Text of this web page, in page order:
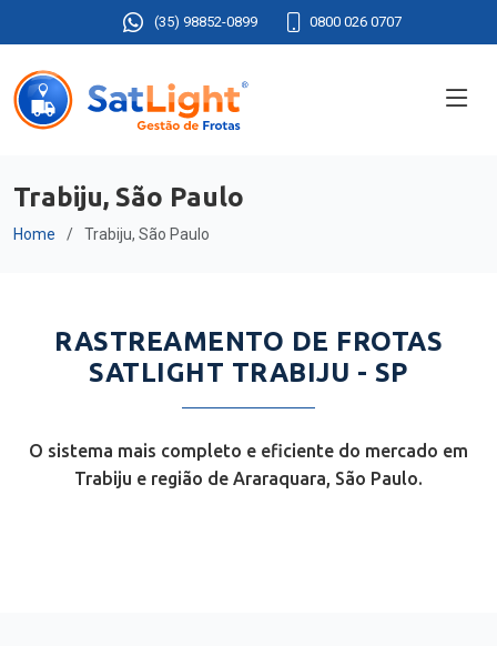
(35) 98852-0899 0800 026 0707
Trabiju, São Paulo
Home Trabiju, São Paulo
RASTREAMENTO DE FROTAS
SATLIGHT TRABIJU - SP
O sistema mais completo e eficiente do mercado em
Trabiju e região de Araraquara, São Paulo.